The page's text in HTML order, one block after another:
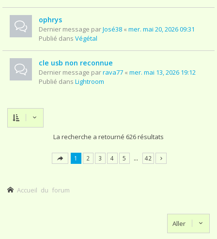
ophrys
Dernier message parJosé38 « mer. mai 20, 2026 09:31
Publié dans Végétal
cle usb non reconnue
Dernier message parrava77 « mer. mai 13, 2026 19:12
Publié dans Lightroom
La recherche a retourné 626 résultats
1 2 3 4 5 … 42
Accueil du forum
Aller